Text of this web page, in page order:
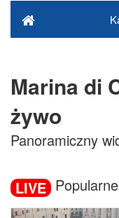
Marina di
żywo
Panoramiczny
LIVE